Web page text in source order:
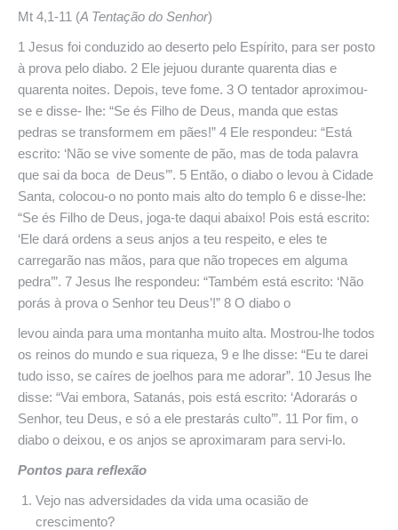
Mt 4,1-11 (A Tentação do Senhor)
1 Jesus foi conduzido ao deserto pelo Espírito, para ser posto
à prova pelo diabo. 2 Ele jejuou durante quarenta dias e
quarenta noites. Depois, teve fome. 3 O tentador aproximou-
se e disse- lhe: “Se és Filho de Deus, manda que estas
pedras se transformem em pães!” 4 Ele respondeu: “Está
escrito: ‘Não se vive somente de pão, mas de toda palavra
que sai da boca de Deus’”. 5 Então, o diabo o levou à Cidade
Santa, colocou-o no ponto mais alto do templo 6 e disse-lhe:
“Se és Filho de Deus, joga-te daqui abaixo! Pois está escrito:
‘Ele dará ordens a seus anjos a teu respeito, e eles te
carregarão nas mãos, para que não tropeces em alguma
pedra’”. 7 Jesus lhe respondeu: “Também está escrito: ‘Não
porás à prova o Senhor teu Deus’!” 8 O diabo o
levou ainda para uma montanha muito alta. Mostrou-lhe todos
os reinos do mundo e sua riqueza, 9 e lhe disse: “Eu te darei
tudo isso, se caíres de joelhos para me adorar”. 10 Jesus lhe
disse: “Vai embora, Satanás, pois está escrito: ‘Adorarás o
Senhor, teu Deus, e só a ele prestarás culto’”. 11 Por fim, o
diabo o deixou, e os anjos se aproximaram para servi-lo.
Pontos para reflexão
Vejo nas adversidades da vida uma ocasião de
crescimento?